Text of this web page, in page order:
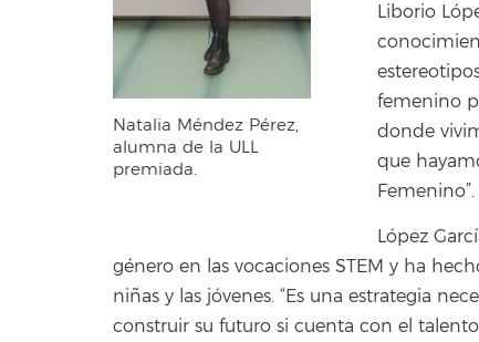
Natalia Méndez Pérez,
alumna de la ULL
premiada.
Liborio
femenino
donde
que
Femenino”.
López
género en las vocaciones STEM y ha
niñas y las jóvenes. “Es una estrategia
construir su futuro si cuenta con el